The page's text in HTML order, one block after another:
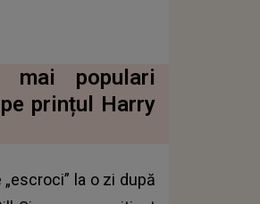
populari
prințul Harry
la o zi după